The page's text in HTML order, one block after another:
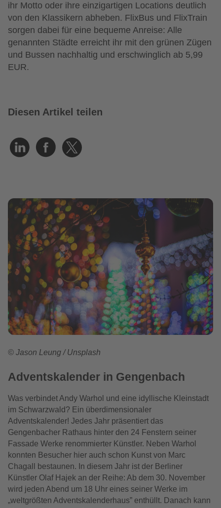
ihr Motto oder ihre einzigartigen Locations deutlich
von den Klassikern abheben. FlixBus und FlixTrain
sorgen dabei für eine bequeme Anreise: All e
genannten Städte erreicht ihr mit den grünen Zügen
und Bussen nachhaltig und erschwinglich ab 5,99
EUR.
Diesen Artikel teilen
© Jason Leung / Unsplash
Adventskalender in Gengenbach
Was verbindet Andy Warhol und eine idyllische Kleinstadt
im Schwarzwald? Ein überdimensionaler
Adventskalender! Jedes Jahr präsentiert das
Gengenbacher Rathaus hinter den 24 Fenstern seiner
Fassade Werke renommierter Künstler. Neben Warhol
konnten Besucher hier auch schon Kunst von Marc
Chagall bestaunen. In diesem Jahr ist der Berliner
Künstler Olaf Hajek an der Reihe: Ab dem 30. November
wird jeden Abend um 18 Uhr eines seiner Werke im
„weltgrößten Adventskalenderhaus” enthüllt. Danach kann